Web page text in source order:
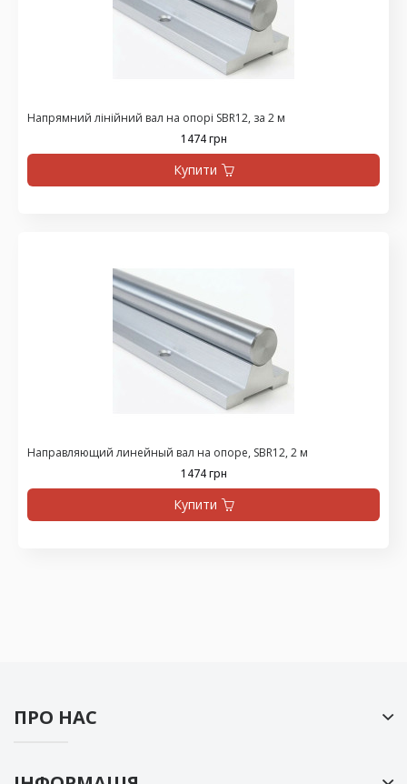
Напрямний лінійний вал на опорі SBR12, за 2 м
1474 грн
Купити
Направляющий линейный вал на опоре, SBR12, 2 м
1474 грн
Купити
ПРО НАС